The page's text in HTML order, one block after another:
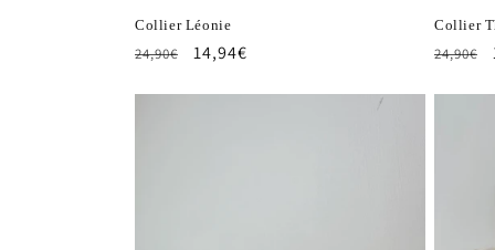
Collier Léonie
Prix
24,90€
Prix
14,94€
Collier
Prix
24,90€